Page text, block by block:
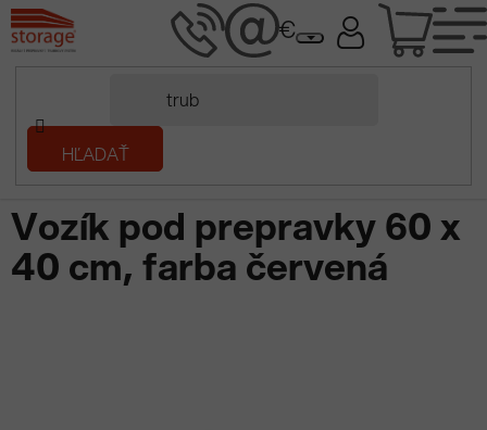
Prejsť
na
obsah
HĽADAŤ
Domov
Plastové prepravky
polyamid/Vozík pod prepravky 60 x 40 cm, farba červená
Vozík pod prepravky 60 x
40 cm, farba červená